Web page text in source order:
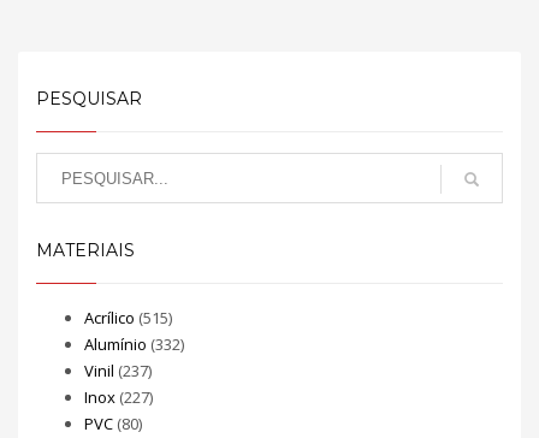
PESQUISAR
MATERIAIS
Acrílico (515)
Alumínio (332)
Vinil (237)
Inox (227)
PVC (80)